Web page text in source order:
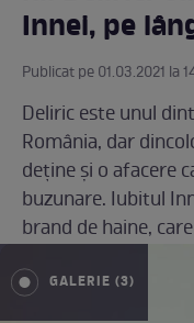
Innei, pe
Publicat pe 01.03.2021 la
Deliric este unul
România, dar
deține și o afacere
buzunare. Iubitul
brand de haine,
GALERIE (3)